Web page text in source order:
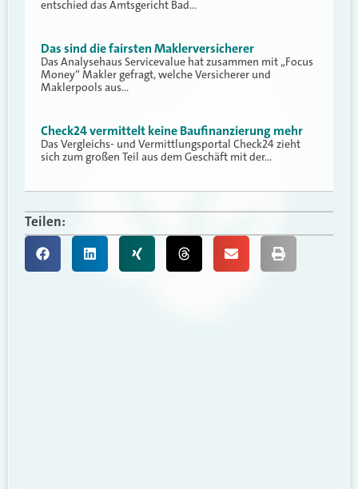
entschied das Amtsgericht Bad…
Das sind die fairsten Maklerversicherer
Das Analysehaus Servicevalue hat zusammen mit „Focus
Money“ Makler gefragt, welche Versicherer und
Maklerpools aus…
Check24 vermittelt keine Baufinanzierung mehr
Das Vergleichs- und Vermittlungsportal Check24 zieht
sich zum großen Teil aus dem Geschäft mit der…
Teilen: